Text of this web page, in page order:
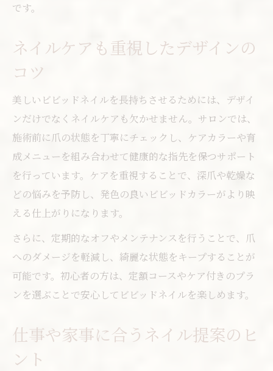
です。
ネイルケアも重視したデザインの
コツ
美しいビビッドネイルを長持ちさせるためには、デザイ
ンだけでなくネイルケアも欠かせません。サロンでは、
施術前に爪の状態を丁寧にチェックし、ケアカラーや育
成メニューを組み合わせて健康的な指先を保つサポート
を行っています。ケアを重視することで、深爪や乾燥な
どの悩みを予防し、発色の良いビビッドカラーがより映
える仕上がりになります。
さらに、定期的なオフやメンテナンスを行うことで、爪
へのダメージを軽減し、綺麗な状態をキープすることが
可能です。初心者の方は、定額コースやケア付きのプラ
ンを選ぶことで安心してビビッドネイルを楽しめます。
仕事や家事に合うネイル提案のヒ
ント